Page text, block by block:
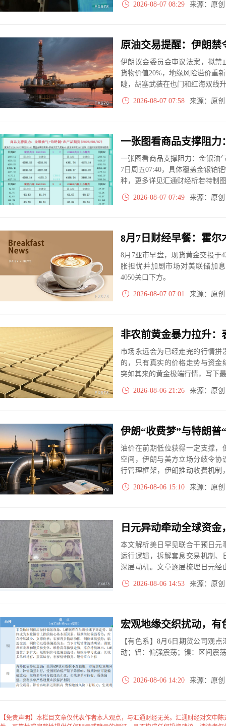
2026-08-07 08:29 来源：原
伊朗议会委员会审议法案，拟禁
货物价值20%，地缘风险溢价重
睫，胡塞武装在也门和红海双线
库存紧张。霍尔木兹协议落地前
2026-08-07 07:58 来源：原
一张图看商品支撑阻力：金银油
7日周五07:40，具体覆盖金银铂
种，更多详见汇通财经析若特制
2026-08-07 07:49 来源：原
8月7亚市早盘，现货黄金交投于
胀担忧并加剧市场对美联储加
4050关口下方。
2026-08-07 07:01 来源：原
市场永远会为已经走完的行情拼
的，只有真实的价格走势与资
突如其来的黄金极端行情，写下
2026-08-06 21:26 来源：原
油价在前期低位获得一定支撑
空间，伊朗与美方立场分歧令
行管理框架，伊朗推动收费机制
五前达成协议的可能性为50%。
2026-08-06 15:10 来源：原
日元异动牵动全球资
本文解析美日罕见联合干预日元
运行逻辑，拆解套息交易机制、
深层动机。文章逐层梳理日元经
的路径，指出干预短期难驱动
弱性，黄金投资者需要重点跟踪
2026-08-06 14:53 来源：原
【有色系】8月6日期货公司观
动；铝：偏强震荡；镍：区间震
2026-08-06 14:20 来源：原
【免责声明】本栏目文章仅代表作者本人观点，与汇通财经无关。汇通财经对文中